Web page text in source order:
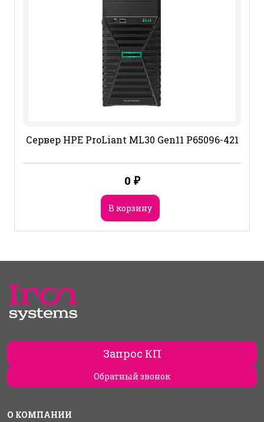
Сервер HPE ProLiant ML30 Gen11 P65096-421
0 ₽
В корзину
Запрос КП
Обратный звонок
О КОМПАНИИ